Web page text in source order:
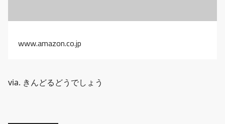
www.amazon.co.jp
via. きんどるどうでしょう